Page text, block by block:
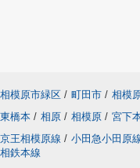
相模原市緑区 / 町田市 / 相模
東橋本 / 相原 / 相模原 / 宮下
京王相模原線 / 小田急小田原
相鉄本線